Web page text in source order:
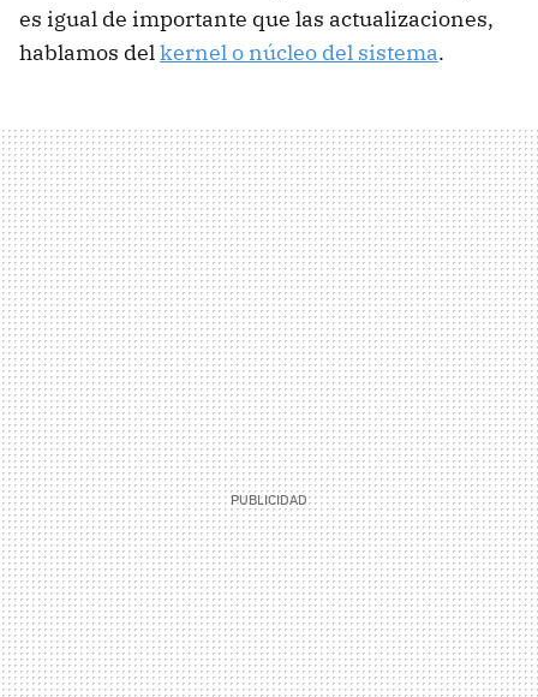
es igual de importante que las actualizaciones,
hablamos delkernel o núcleo del sistema.